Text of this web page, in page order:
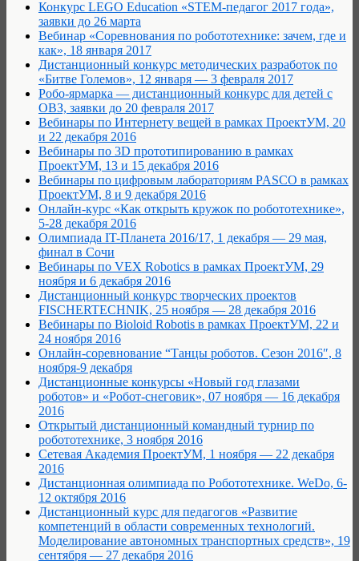
Конкурс LEGO Education «STEM-педагог 2017 года»,
заявки до 26 марта
Вебинар «Соревнования по робототехнике: зачем, где и
как», 18 января 2017
Дистанционный конкурс методических разработок по
«Битве Големов», 12 января — 3 февраля 2017
Робо-ярмарка — дистанционный конкурс для детей с
ОВЗ, заявки до 20 февраля 2017
Вебинары по Интернету вещей в рамках ПроектУМ, 20
и 22 декабря 2016
Вебинары по 3D прототипированию в рамках
ПроектУМ, 13 и 15 декабря 2016
Вебинары по цифровым лабораториям PASCO в рамках
ПроектУМ, 8 и 9 декабря 2016
Онлайн-курс «Как открыть кружок по робототехнике»,
5-28 декабря 2016
Олимпиада IT-Планета 2016/17, 1 декабря — 29 мая,
финал в Сочи
Вебинары по VEX Robotics в рамках ПроектУМ, 29
ноября и 6 декабря 2016
Дистанционный конкурс творческих проектов
FISCHERTECHNIK, 25 ноября — 28 декабря 2016
Вебинары по Bioloid Robotis в рамках ПроектУМ, 22 и
24 ноября 2016
Онлайн-соревнование “Танцы роботов. Сезон 2016″, 8
ноября-9 декабря
Дистанционные конкурсы «Новый год глазами
роботов» и «Робот-снеговик», 07 ноября — 16 декабря
2016
Открытый дистанционный командный турнир по
робототехнике, 3 ноября 2016
Сетевая Академия ПроектУМ, 1 ноября — 22 декабря
2016
Дистанционная олимпиада по Робототехнике. WeDo, 6-
12 октября 2016
Дистанционный курс для педагогов «Развитие
компетенций в области современных технологий.
Моделирование автономных транспортных средств», 19
сентября — 27 декабря 2016